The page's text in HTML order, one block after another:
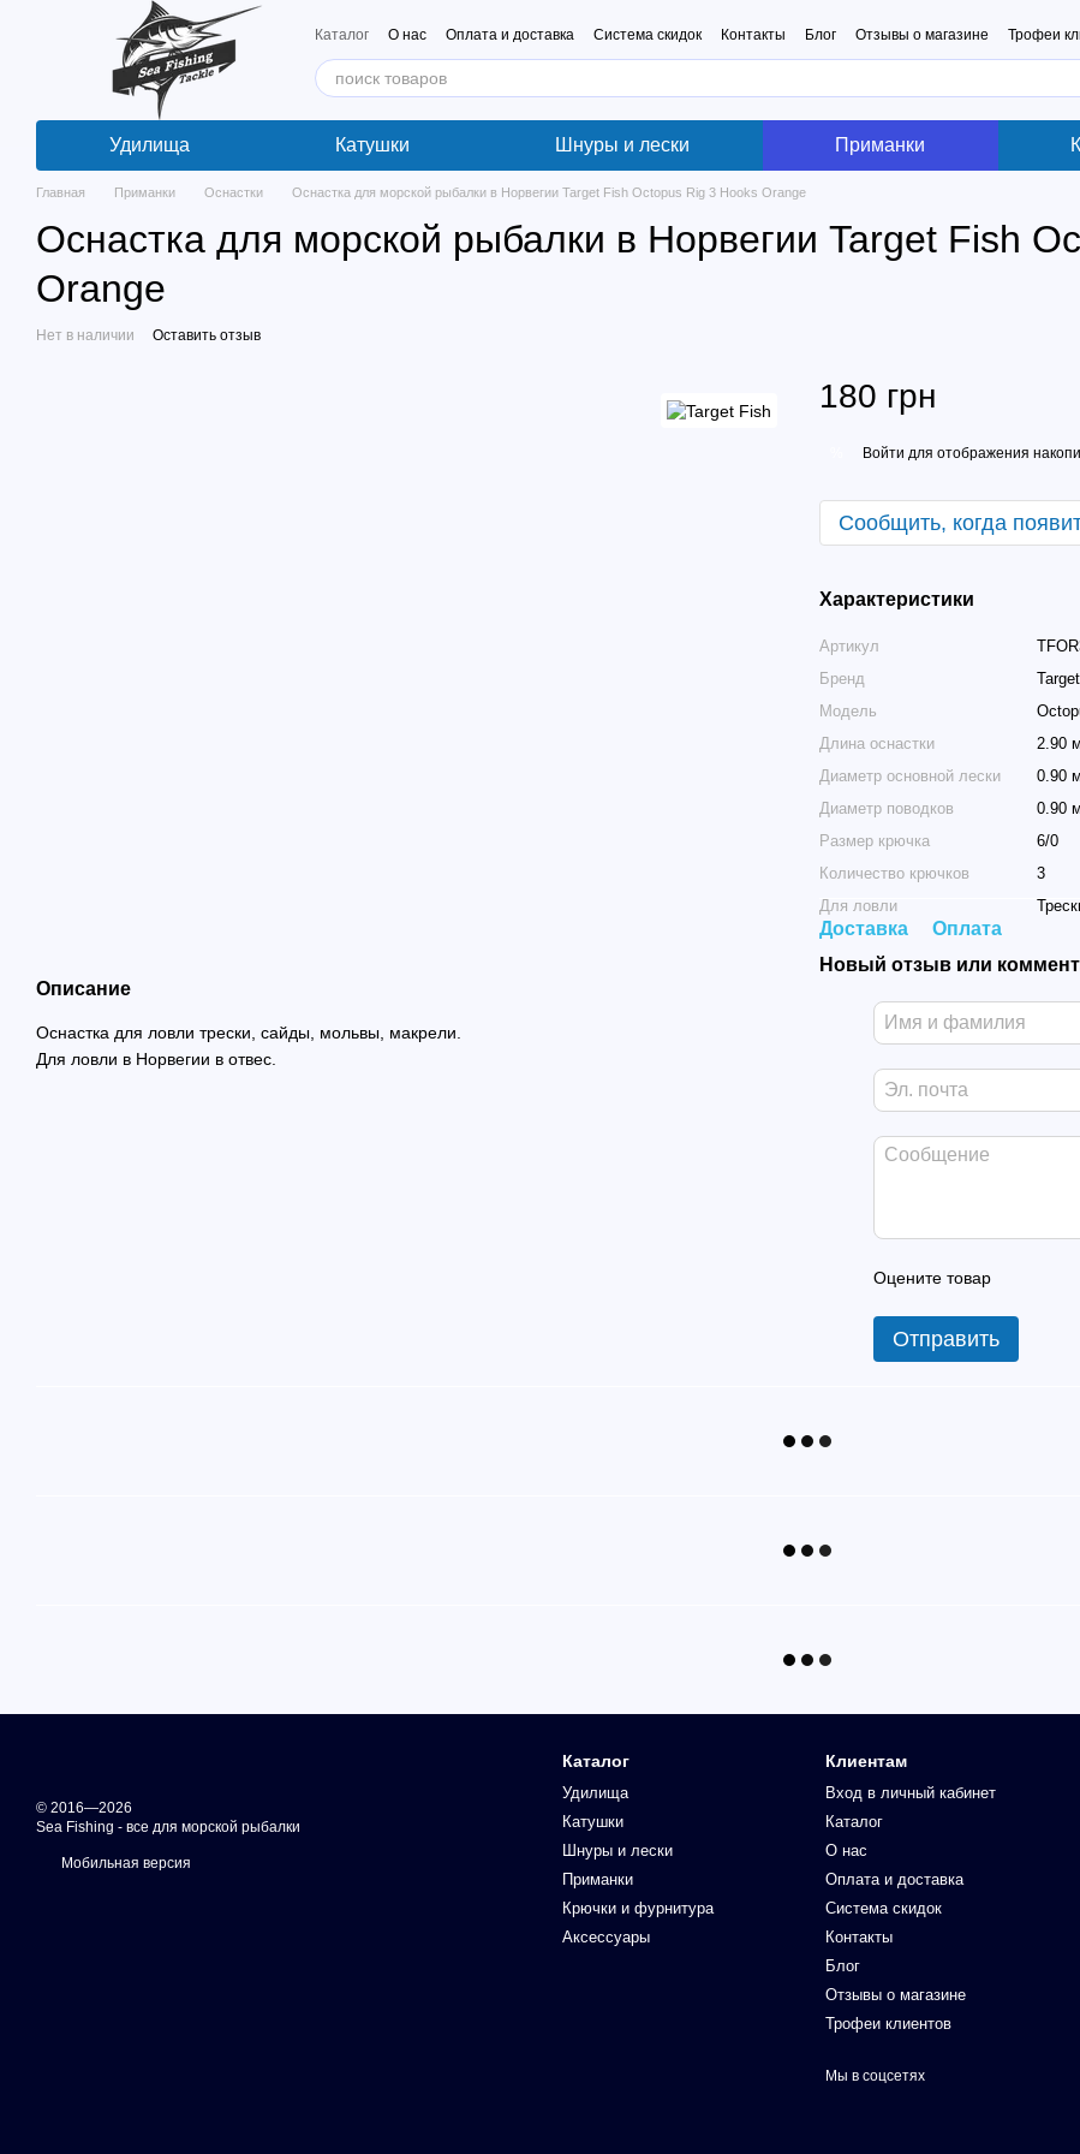
Перейти к основному контенту
Каталог О нас Оплата и доставка Система скидок Контакты Блог Отзывы о магазине Трофеи
Удилища Катушки Шнуры и лески Приманки
Главная Приманки Оснастки Оснастка для морской рыбалки в Норвегии Target Fish Octopus Rig 3 Hooks Orange
Оснастка для морской рыбалки в Норвегии Target Fish
Orange
Нет в наличии Оставить отзыв
Описание
Оснастка для ловли трески, сайды, мольвы, макрели.
Для ловли в Норвегии в отвес.
180 грн
Войти для отображения
Сообщить, когда
Характеристики
Артикул
Бренд
Модель
Длина оснастки
2.90 м
Диаметр основной лески
0.90
Диаметр поводков
0.90
Размер крючка
6/0
Количество крючков
3
Для ловли
Доставка
Оплата
Новый отзыв или
Оцените товар
Отправить
© 2016—2026
Sea Fishing - все для морской рыбалки
Мобильная версия
Каталог
Удилища
Катушки
Шнуры и лески
Приманки
Крючки и фурнитура
Аксессуары
Клиентам
Вход в личный кабинет
Каталог
О нас
Оплата и доставка
Система скидок
Контакты
Блог
Отзывы о магазине
Трофеи клиентов
Мы в соцсетях